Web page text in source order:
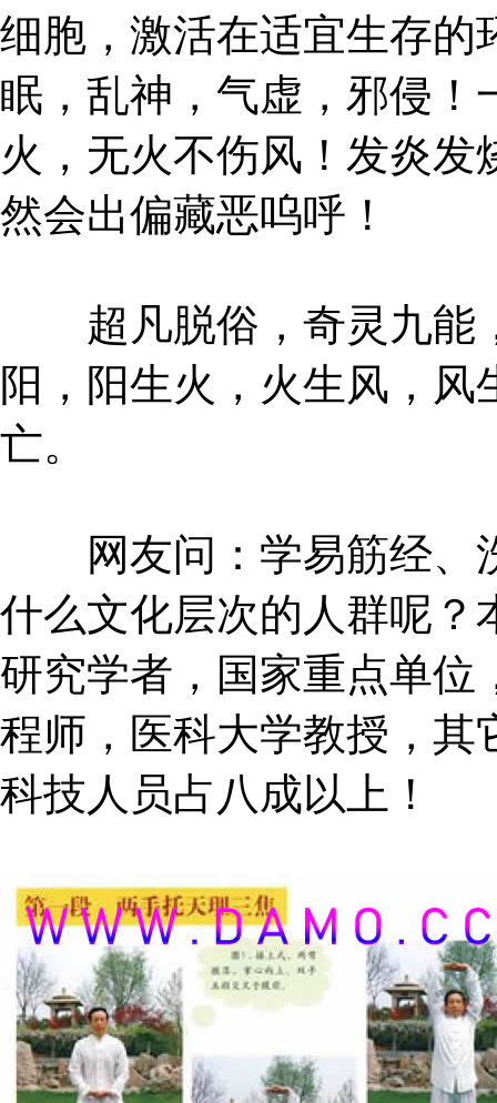
细胞，激活在适宜生存的
眠，乱神，气虚，邪侵！
火，无火不伤风！发炎
然会出偏藏恶呜呼！
超凡脱俗，奇灵九能
阳，阳生火，火生风，
亡。
网友问：学易筋经、
什么文化层次的人群呢？
研究学者，国家重点单
程师，医科大学教授，其
科技人员占八成以上！